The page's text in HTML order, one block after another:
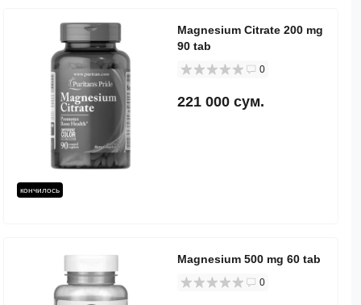
кончилось
Magnesium Citrate 200 mg
90 tab
0
221 000 сум.
Magnesium 500 mg 60 tab
0